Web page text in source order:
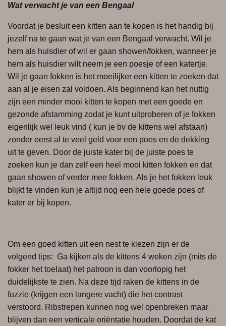
Wat verwacht je van een Bengaal
Voordat je besluit een kitten aan te kopen is het handig bij
jezelf na te gaan wat je van een Bengaal verwacht. Wil je
hem als huisdier of wil er gaan showen/fokken, wanneer je
hem als huisdier wilt neem je een poesje of een katertje.
Wil je gaan fokken is het moeilijker een kitten te zoeken dat
aan al je eisen zal voldoen. Als beginnend kan het nuttig
zijn een minder mooi kitten te kopen met een goede en
gezonde afstamming zodat je kunt uitproberen ofje fokken
eigenlijk wel leuk vind ( kun je bv de kittens wel afstaan)
zonder eerst al te veel geld voor een poes en de dekking
uit te geven. Door de juiste kater bij de juiste poes te
zoeken kun je dan zelf een heel mooi kitten fokken en dat
gaan showen of verder mee fokken. Als je het fokken leuk
blijkt te vinden kun je altijd nog een hele goede poes of
kater er bij kopen.
Om een goed kitten uit een nest te kiezen zijn er de
volgend tips: Ga kijken als de kittens 4 weken zijn (mits de
fokker het toelaat) het patroon is dan voorlopig het
duidelijkste te zien. Na deze tijd raken de kittens in de
fuzzie (krijgen een langere vacht) die het contrast
verstoord. Ribstrepen kunnen nog wel openbreken maar
blijven dan een verticale oriëntatie houden. Doordat de kat